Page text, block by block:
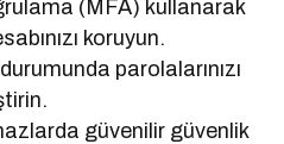
(MFA) kullanarak
koruyun.
parolalarınızı
güvenilir güvenlik